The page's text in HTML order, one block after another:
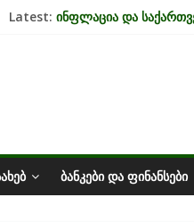
Latest: ინფლაცია და
მიგრაციისა და
EU-ის კანდიდატის
უძრავი ქონების
ᲑᲐᲜᲙᲔᲑᲘ ᲓᲐ ᲤᲘᲜᲐᲜᲡᲔᲑᲘ